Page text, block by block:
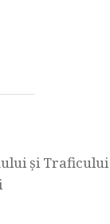
și Traficului